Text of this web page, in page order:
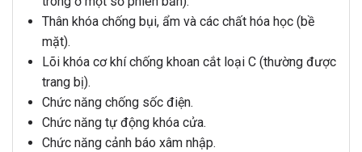
Thân khóa chống bụi, ẩm và các chất hóa học (bề
mặt).
Lõi khóa cơ khí chống khoan cắt loại C (thường được
trang bị).
Chức năng chống sốc điện.
Chức năng tự động khóa cửa.
Chức năng cảnh báo xâm nhập.